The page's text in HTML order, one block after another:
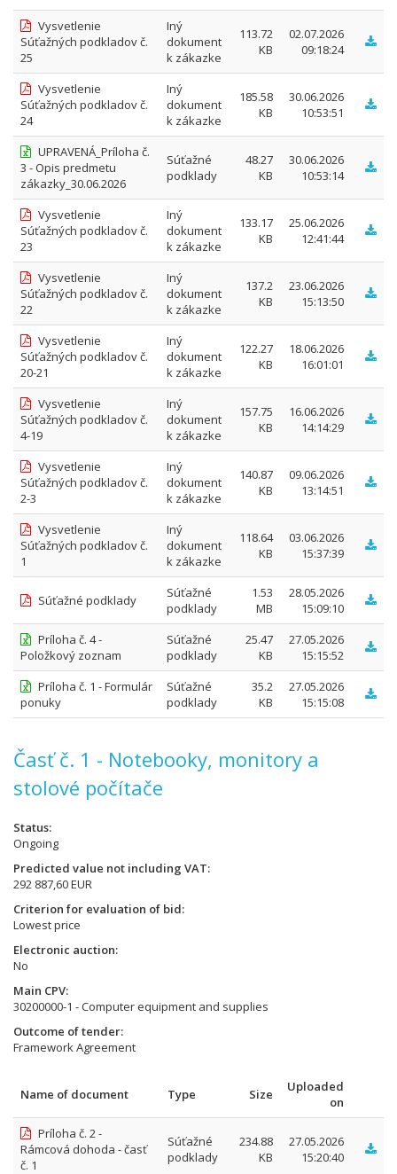
Vysvetlenie
Súťažných podkladov č.
25
Iný
dokument
k zákazke
113.72
KB
02.07.2026
09:18:24
Vysvetlenie
Súťažných podkladov č.
24
Iný
dokument
k zákazke
185.58
KB
30.06.2026
10:53:51
UPRAVENÁ_Príloha č.
3 - Opis predmetu
zákazky_30.06.2026
Súťažné
podklady
48.27
KB
30.06.2026
10:53:14
Vysvetlenie
Súťažných podkladov č.
23
Iný
dokument
k zákazke
133.17
KB
25.06.2026
12:41:44
Vysvetlenie
Súťažných podkladov č.
22
Iný
dokument
k zákazke
137.2
KB
23.06.2026
15:13:50
Vysvetlenie
Súťažných podkladov č.
20-21
Iný
dokument
k zákazke
122.27
KB
18.06.2026
16:01:01
Vysvetlenie
Súťažných podkladov č.
4-19
Iný
dokument
k zákazke
157.75
KB
16.06.2026
14:14:29
Vysvetlenie
Súťažných podkladov č.
2-3
Iný
dokument
k zákazke
140.87
KB
09.06.2026
13:14:51
Vysvetlenie
Súťažných podkladov č.
1
Iný
dokument
k zákazke
118.64
KB
03.06.2026
15:37:39
Súťažné podklady
Súťažné
podklady
1.53
MB
28.05.2026
15:09:10
Príloha č. 4 -
Položkový zoznam
Súťažné
podklady
25.47
KB
27.05.2026
15:15:52
Príloha č. 1 - Formulár
ponuky
Súťažné
podklady
35.2
KB
27.05.2026
15:15:08
Časť č. 1 - Notebooky, monitory a
stolové počítače
Status
Ongoing
Predicted value not including VAT
292 887,60 EUR
Criterion for evaluation of bid
Lowest price
Electronic auction
No
Main CPV
30200000-1 - Computer equipment and supplies
Outcome of tender
Framework Agreement
Name of document Type Size
Uploaded
on
Príloha č. 2 -
Rámcová dohoda - časť
č. 1
Súťažné
podklady
234.88
KB
27.05.2026
15:20:40